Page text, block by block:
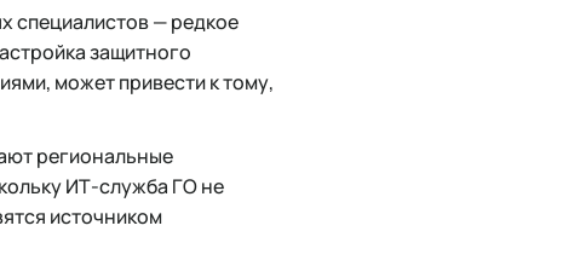
специалистов — редкое
защитного
может привести к тому,
региональные
ИТ-служба ГО не
источником